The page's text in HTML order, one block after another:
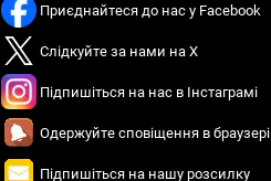
Приєднайтеся до нас у Facebook
Слідкуйте за нами на X
Підпишіться на нас в Інстаграмі
Одержуйте сповіщення в браузері
Підпишіться на нашу розсилку